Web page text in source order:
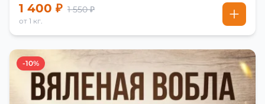
1 400 ₽ 1 550 ₽
от 1 кг.
-10%